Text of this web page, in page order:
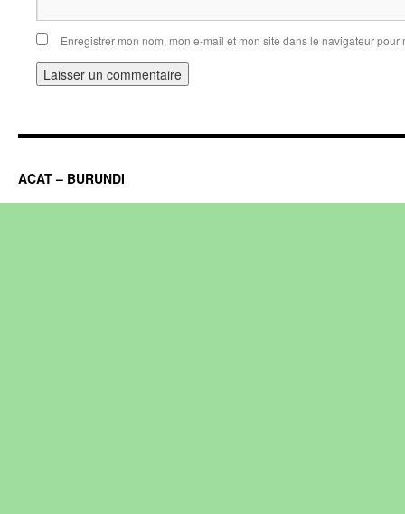
Enregistrer mon nom, mon e-mail et mon site dans le navigateur
ACAT – BURUNDI